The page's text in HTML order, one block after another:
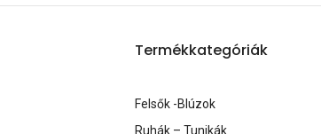
Termékkategóriák
Felsők -Blúzok
Ruhák – Tunikák